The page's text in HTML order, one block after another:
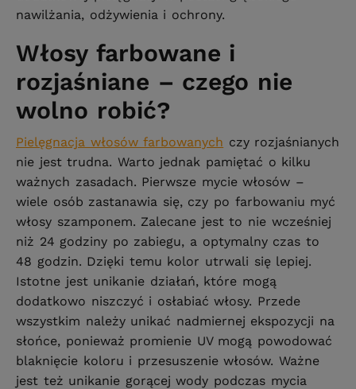
nawilżania, odżywienia i ochrony.
Włosy farbowane i
rozjaśniane – czego nie
wolno robić?
Pielęgnacja włosów farbowanych czy rozjaśnianych
nie jest trudna. Warto jednak pamiętać o kilku
ważnych zasadach. Pierwsze mycie włosów –
wiele osób zastanawia się, czy po farbowaniu myć
włosy szamponem. Zalecane jest to nie wcześniej
niż 24 godziny po zabiegu, a optymalny czas to
48 godzin. Dzięki temu kolor utrwali się lepiej.
Istotne jest unikanie działań, które mogą
dodatkowo niszczyć i osłabiać włosy. Przede
wszystkim należy unikać nadmiernej ekspozycji na
słońce, ponieważ promienie UV mogą powodować
blaknięcie koloru i przesuszenie włosów. Ważne
jest też unikanie gorącej wody podczas mycia